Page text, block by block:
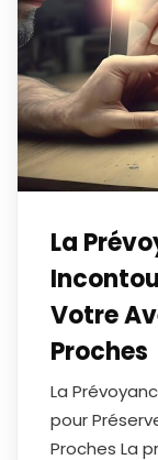
La
Votre
Proches
La
pour
Proches La